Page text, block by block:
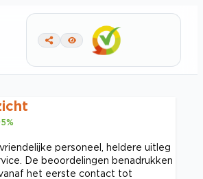
%
personeel, heldere uitleg
De beoordelingen benadrukken
het eerste contact tot